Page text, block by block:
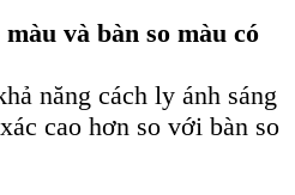
và bàn so màu có
năng cách ly ánh sáng
cao hơn so với bàn so